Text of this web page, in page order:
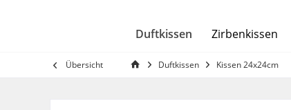
Duftkissen Zirbenkissen
Übersicht Duftkissen Kissen 24x24cm